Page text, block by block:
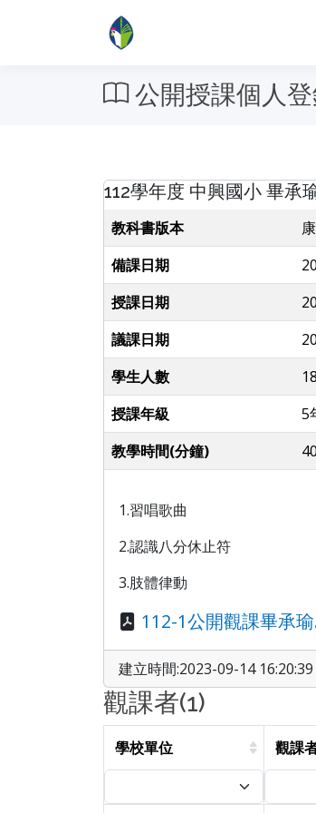
公開授課個人
112學年度 中興國小 畢承
教科書版本
備課日期
授課日期
議課日期
學生人數
18
授課年級
5
教學時間(分鐘)
40
1.習唱歌曲
2.認識八分休止符
3.肢體律動
112-1公開觀課畢承
建立時間:2023-09-14
觀課者(1)
學校單位 觀課